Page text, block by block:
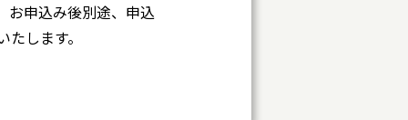
お申込み後別途、申込
します。